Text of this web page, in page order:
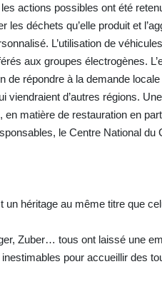
les actions possibles ont été
les déchets qu’elle produit et
L’utilisation de
aux groupes électrogènes.
répondre à la demande locale
viendraient d’autres régions.
matière de restauration en
le Centre National du
un héritage au même titre que
Zuber… tous ont laissé une
pour accueillir des